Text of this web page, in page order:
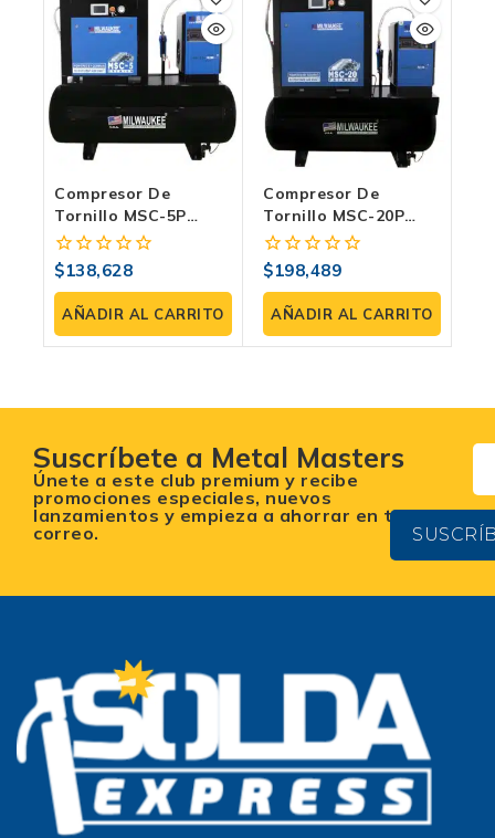
Compresor De
Tornillo MSC-5P
SHTS+ Ideal Para
Optimizar Tu
Producción
0
fuera
de
5
$138,628
AÑADIR AL CARRITO
Compresor De
Tornillo MSC-20P
SHTS: Tu Nueva
Central De Poder
Inagotable
0
fuera
de
5
$198,489
AÑADIR AL CARRITO
Suscríbete a Metal Masters
Únete a este club premium y recibe
promociones especiales, nuevos
lanzamientos y empieza a ahorrar en tu
correo.